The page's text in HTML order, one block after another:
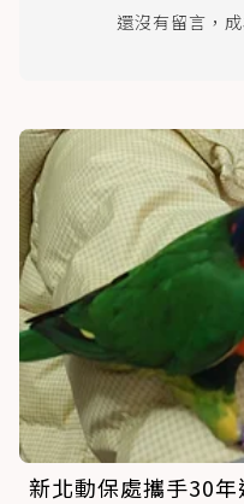
還沒有留言，
新北動保處攜手30